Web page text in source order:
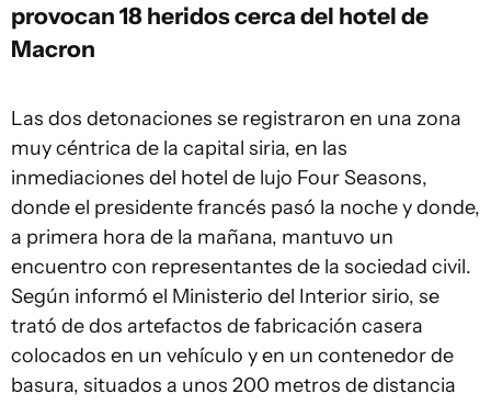
provocan 18 heridos cerca del hotel de
Macron
Las dos detonaciones se registraron en una zona
muy céntrica de la capital siria, en las
inmediaciones del hotel de lujo Four Seasons,
donde el presidente francés pasó la noche y donde,
a primera hora de la mañana, mantuvo un
encuentro con representantes de la sociedad civil.
Según informó el Ministerio del Interior sirio, se
trató de dos artefactos de fabricación casera
colocados en un vehículo y en un contenedor de
basura, situados a unos 200 metros de distancia